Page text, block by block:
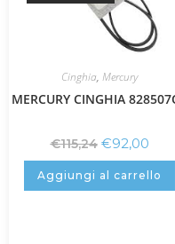
Cinghia, Mercury
MERCURY CINGHIA
€115,24 €92,00
Aggiungi al carrello